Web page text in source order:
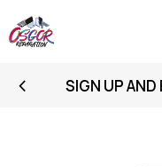
SIGN UP